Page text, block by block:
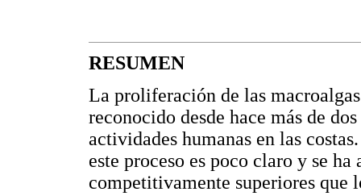
RESUMEN
La proliferación de las
reconocido desde hace más de
actividades humanas en las
este proceso es poco claro y se ha
competitivamente superiores que